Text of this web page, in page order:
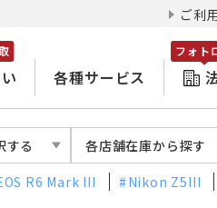
ご利
各種サービス
フォト
する 各店舗在庫から探す
R6 Mark III Nikon Z5III